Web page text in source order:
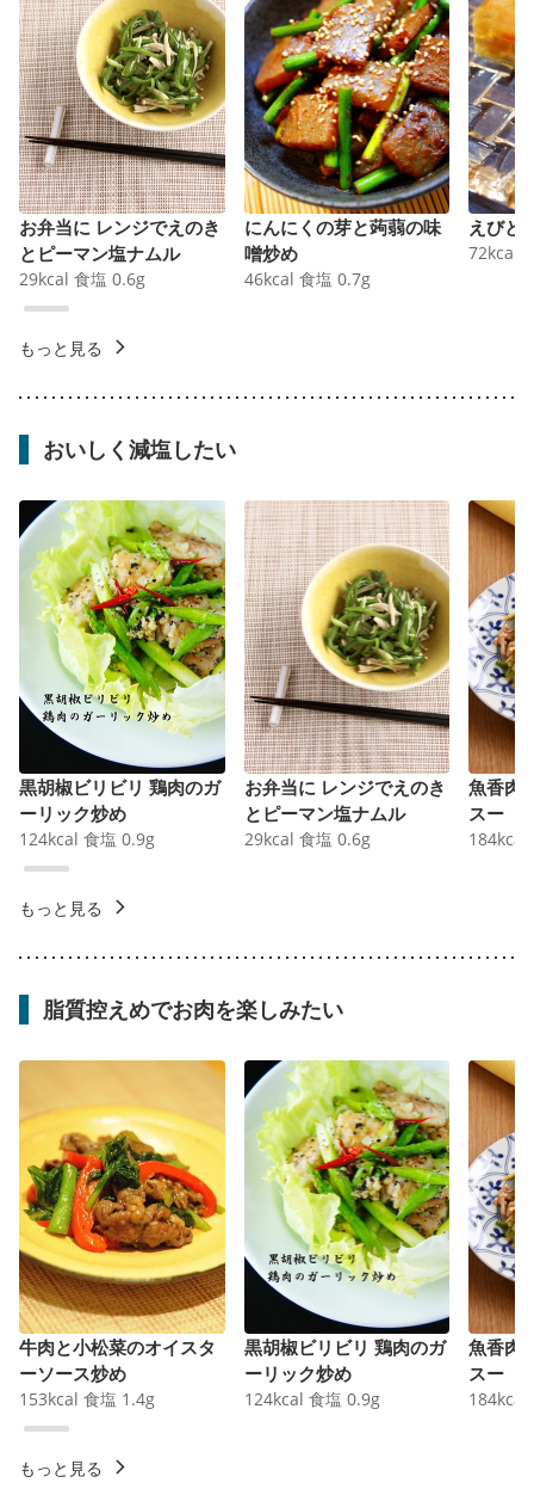
お弁当に レンジでえのき
とピーマン塩ナムル
29kcal 食塩 0.6g
にんにくの芽と蒟蒻の味
噌炒め
46kcal 食塩 0.7g
えびと
72kcal
もっと見る
おいしく減塩したい
黒胡椒ビリビリ 鶏肉のガ
ーリック炒め
124kcal 食塩 0.9g
お弁当に レンジでえのき
とピーマン塩ナムル
29kcal 食塩 0.6g
魚香肉
スー
184kcal
もっと見る
脂質控えめでお肉を楽しみたい
牛肉と小松菜のオイスタ
ーソース炒め
153kcal 食塩 1.4g
黒胡椒ビリビリ 鶏肉のガ
ーリック炒め
124kcal 食塩 0.9g
魚香肉
スー
184kcal
もっと見る